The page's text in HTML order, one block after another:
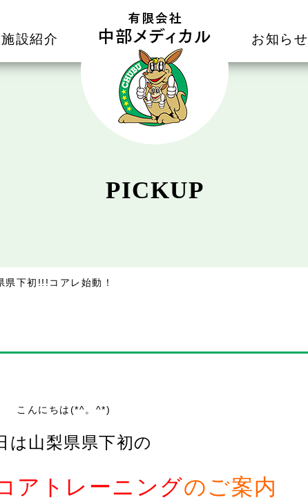
施設紹介 お知らせ
PICKUP
県下初!!!コアレ始動！
こんにちは(*^。^*)
は山梨県県下初の
アトレーニングのご案内